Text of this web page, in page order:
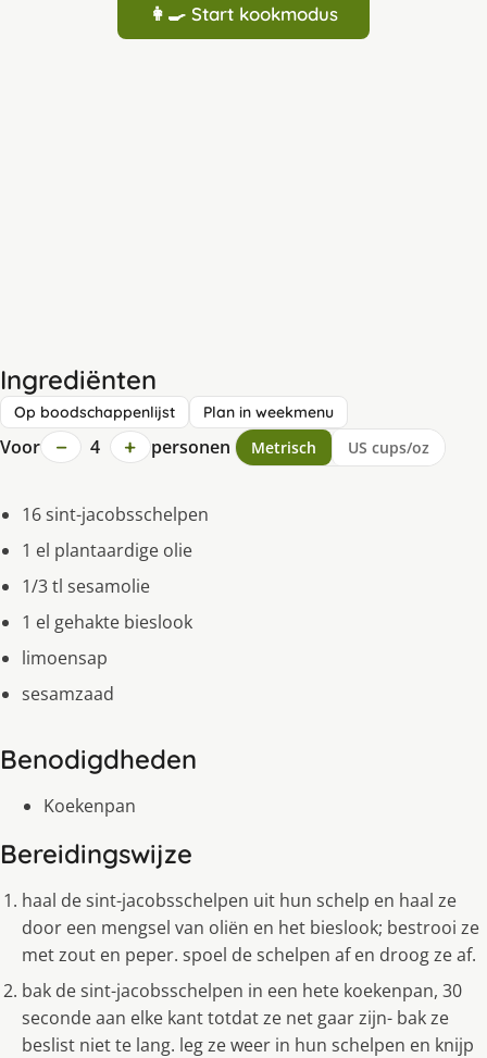
👩‍🍳 Start kookmodus
Ingrediënten
Op boodschappenlijst Plan in weekmenu
Voor − 4 + personen Metrisch US cups/oz
16 sint-jacobsschelpen
1 el plantaardige olie
1/3 tl sesamolie
1 el gehakte bieslook
limoensap
sesamzaad
Benodigdheden
Koekenpan
Bereidingswijze
haal de sint-jacobsschelpen uit hun schelp en haal ze
door een mengsel van oliën en het bieslook; bestrooi ze
met zout en peper. spoel de schelpen af en droog ze af.
bak de sint-jacobsschelpen in een hete koekenpan, 30
seconde aan elke kant totdat ze net gaar zijn- bak ze
beslist niet te lang. leg ze weer in hun schelpen en knijp